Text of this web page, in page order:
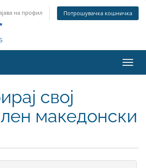
на профил Потрошувачка кошничка
ја
свој
македонски